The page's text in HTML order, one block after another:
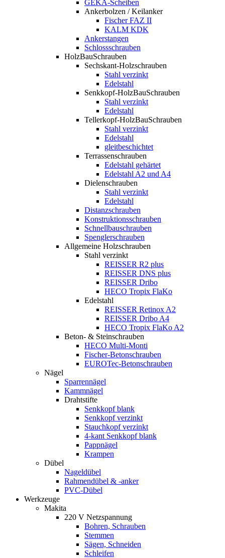
GEKA-Scheiben
Ankerbolzen / Keilanker
Fischer FAZ II
KALM KDK
Ankerstangen
Schlossschrauben
HolzBauSchrauben
Sechskant-Holzschrauben
Stahl verzinkt
Edelstahl
Senkkopf-HolzBauSchrauben
Stahl verzinkt
Edelstahl
Tellerkopf-HolzBauSchrauben
Stahl verzinkt
Edelstahl
gleitbeschichtet
Terrassenschrauben
Edelstahl gehärtet
Edelstahl A2 und A4
Dielenschrauben
Stahl verzinkt
Edelstahl
Distanzschrauben
Konstruktionsschrauben
Schnellbauschrauben
Spenglerschrauben
Allgemeine Holzschrauben
Stahl verzinkt
REISSER R2 plus
REISSER DNS plus
REISSER Dribo
HECO Tropix FlaKo
Edelstahl
REISSER Retinox A2
REISSER Dribo A4
HECO Tropix FlaKo A2
Beton- & Steinschrauben
HECO Multi-Monti
Fischer-Betonschrauben
EUROTec-Betonschrauben
Nägel
Sparrennägel
Kammnägel
Drahtstifte
Senkkopf blank
Senkkopf verzinkt
Stauchkopf verzinkt
4-kant Senkkopf blank
Pappnägel
Krampen
Dübel
Nageldübel
Rahmendübel & -anker
PVC-Dübel
Werkzeuge
Makita
220 V Netzspannung
Bohren, Schrauben
Stemmen
Sägen, Schneiden
Schleifen